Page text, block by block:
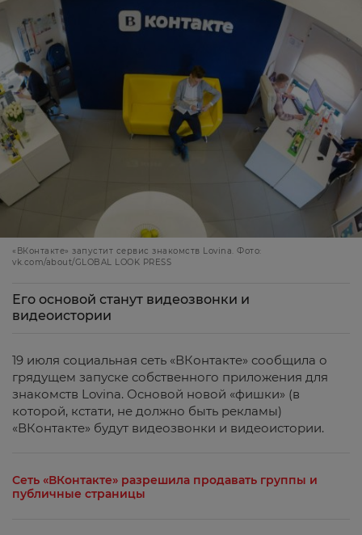
«ВКонтакте» запустит сервис знакомств Lovina. Фото:
vk.com/about/GLOBAL LOOK PRESS
Его основой станут видеозвонки и
видеоистории
19 июля социальная сеть «ВКонтакте» сообщила о
грядущем запуске собственного приложения для
знакомств Lovina. Основой новой «фишки» (в
которой, кстати, не должно быть рекламы)
«ВКонтакте» будут видеозвонки и видеоистории.
Сеть «ВКонтакте» разрешила продавать группы и
публичные страницы